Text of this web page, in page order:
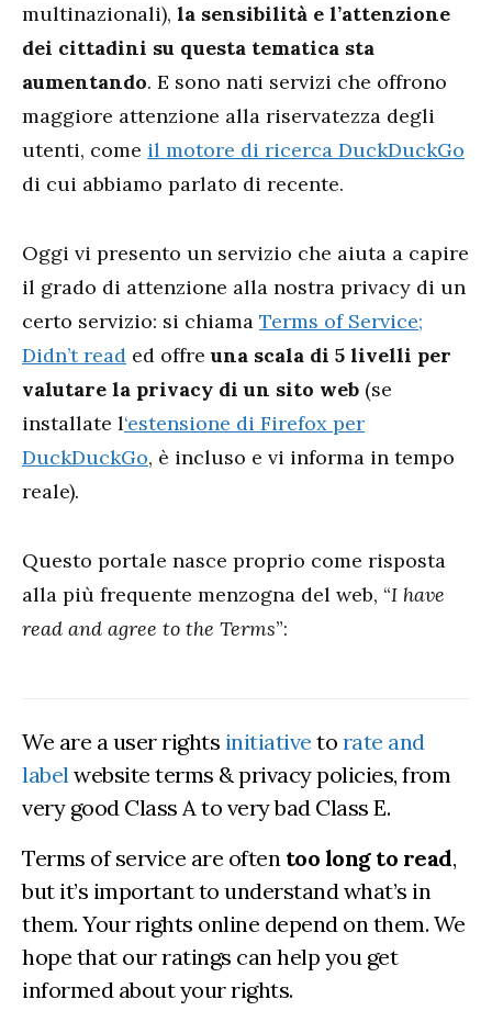
multinazionali), la sensibilità e l’attenzione
dei cittadini su questa tematica sta
aumentando. E sono nati servizi che offrono
maggiore attenzione alla riservatezza degli
utenti, come il motore di ricerca DuckDuckGo
di cui abbiamo parlato di recente.
Oggi vi presento un servizio che aiuta a capire
il grado di attenzione alla nostra privacy di un
certo servizio: si chiama Terms of Service;
Didn’t read ed offreuna scala di 5 livelli per
valutare la privacy di un sito web (se
installate l‘estensione di Firefox per
DuckDuckGo, è incluso e vi informa in tempo
reale).
Questo portale nasce proprio come risposta
alla più frequente menzogna del web, “I have
read and agree to the Terms”:
We are a user rights initiative to rate and
labelwebsite terms & privacy policies, from
very good Class A to very bad Class E.
Terms of service are often too long to read,
but it’s important to understand what’s in
them. Your rights online depend on them. We
hope that our ratings can help you get
informed about your rights.